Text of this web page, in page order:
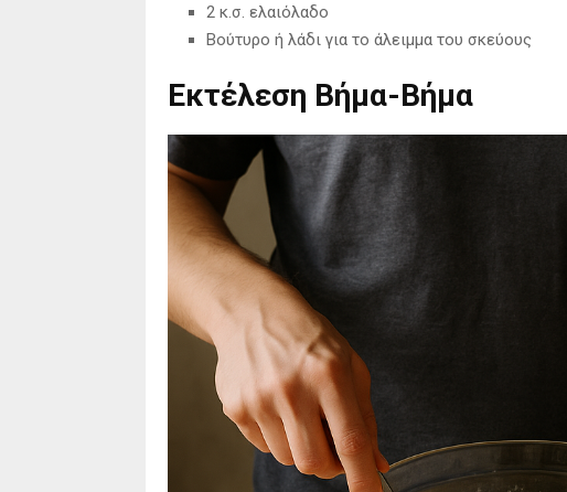
2 κ.σ. ελαιόλαδο
Βούτυρο ή λάδι για το άλειμμα του σκεύους
Εκτέλεση Βήμα-Βήμα